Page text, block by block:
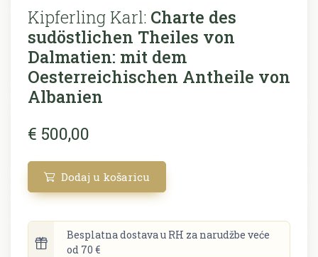
Kipferling Karl: Charte des
sudöstlichen Theiles von
Dalmatien: mit dem
Oesterreichischen Antheile von
Albanien
€ 500,00
Dodaj u košaricu
Besplatna dostava u RH za narudžbe veće
od 70 €